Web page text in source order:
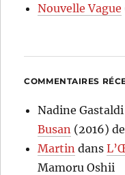
Nouvelle Vague
COMMENTAIRES
Nadine Gastaldi
Busan (2016)
Martin dans
Mamoru Oshii